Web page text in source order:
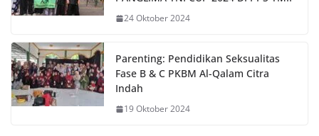
24 Oktober 2024
Parenting: Pendidikan Seksualitas
Fase B & C PKBM Al-Qalam Citra
Indah
19 Oktober 2024